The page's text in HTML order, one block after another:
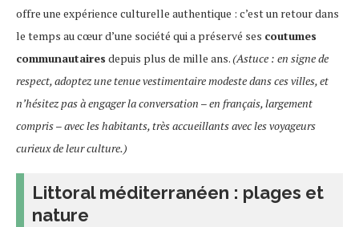
offre une expérience culturelle authentique : c’est un retour dans
le temps au cœur d’une société qui a préservé ses coutumes
communautaires depuis plus de mille ans.(Astuce : en signe de
respect, adoptez une tenue vestimentaire modeste dans ces villes, et
n’hésitez pas à engager la conversation – en français, largement
compris – avec les habitants, très accueillants avec les voyageurs
curieux de leur culture.)
Littoral méditerranéen : plages et
nature